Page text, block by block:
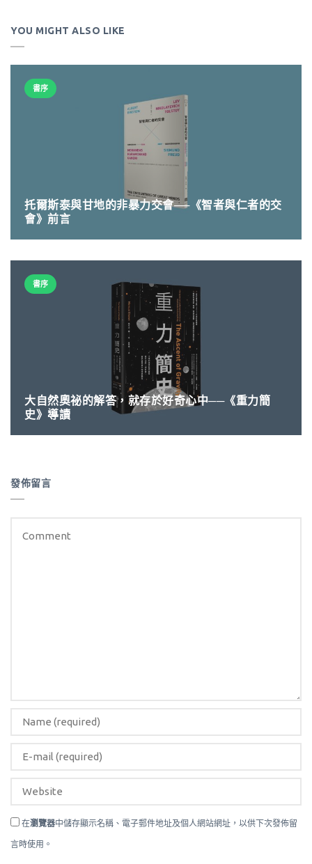
YOU MIGHT ALSO LIKE
書序
托爾斯泰與甘地的非暴力交會──《智者與仁者的交
會》前言
書序
大自然奧祕的解答，就存於好奇心中──《重力簡
史》導讀
發佈留言
在瀏覽器中儲存顯示名稱、電子郵件地址及個人網站網址，以供下次發佈留
言時使用。